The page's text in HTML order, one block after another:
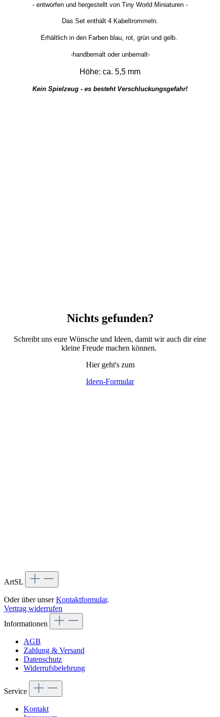
- entworfen und hergestellt von Tiny World Miniaturen -
Das Set enthält 4 Kabeltrommeln.
Erhältlich in den Farben blau, rot, grün und gelb.
-handbemalt oder unbemalt-
Höhe: ca. 5,5 mm
Kein Spielzeug - es besteht Verschluckungsgefahr!
Nichts gefunden?
Schreibt uns eure Wünsche und Ideen, damit wir auch dir eine
kleine Freude machen können.
Hier geht's zum
Ideen-Formular
ArtSL
Oder über unserKontaktformular.
Vertrag widerrufen
Informationen
AGB
Zahlung & Versand
Datenschutz
Widerrufsbelehrung
Service
Kontakt